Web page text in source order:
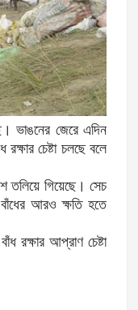
ভাঙনের জেরে এদিন
চেষ্টা চলছে বলে
তলিয়ে গিয়েছে। সেচ
আরও ক্ষতি হতে
রক্ষার আপ্রাণ চেষ্টা